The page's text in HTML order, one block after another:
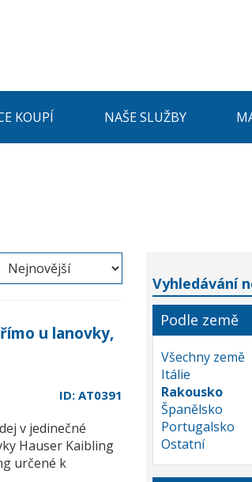
KOUPÍ NAŠE SLUŽBY
u lanovky,
ID: AT0391
v jedinečné
Hauser Kaibling
určené k
Vyhledávání
Podle země
Všechny země
Itálie
Rakousko
Španělsko
Portugalsko
Ostatní